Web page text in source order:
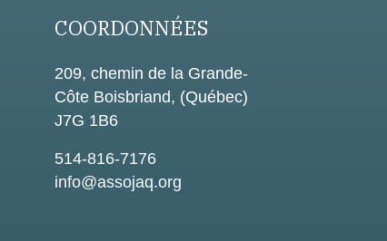
COORDONNÉES
209, chemin de la Grande-
Côte Boisbriand, (Québec)
J7G 1B6
514-816-7176
info@assojaq.org